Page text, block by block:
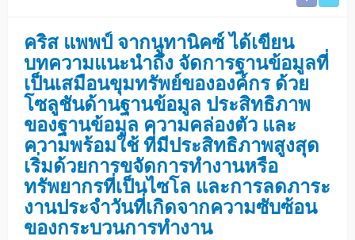
คริส แพพป์ จากนูทานิคซ์ ได้เขียน
บทความแนะนำถึง จัดการฐานข้อมูลที่
เป็นเสมือนขุมทรัพย์ขององค์กร ด้วย
โซลูชันด้านฐานข้อมูล ประสิทธิภาพ
ของฐานข้อมูล ความคล่องตัว และ
ความพร้อมใช้ ที่มีประสิทธิภาพสูงสุด
เริ่มด้วยการขจัดการทำงานหรือ
ทรัพยากรที่เป็นไซโล และการลดภาระ
งานประจำวันที่เกิดจากความซับซ้อน
ของกระบวนการทำงาน